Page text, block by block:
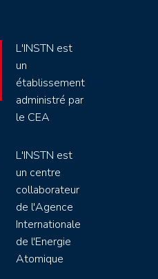
L'INSTN est
un
établissement
administré par
le CEA
L'INSTN est
un centre
collaborateur
de l'Agence
Internationale
de l'Energie
Atomique